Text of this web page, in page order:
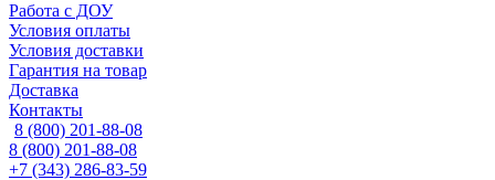
Работа с ДОУ
Условия оплаты
Условия доставки
Гарантия на товар
Доставка
Контакты
8 (800) 201-88-08
8 (800) 201-88-08
+7 (343) 286-83-59